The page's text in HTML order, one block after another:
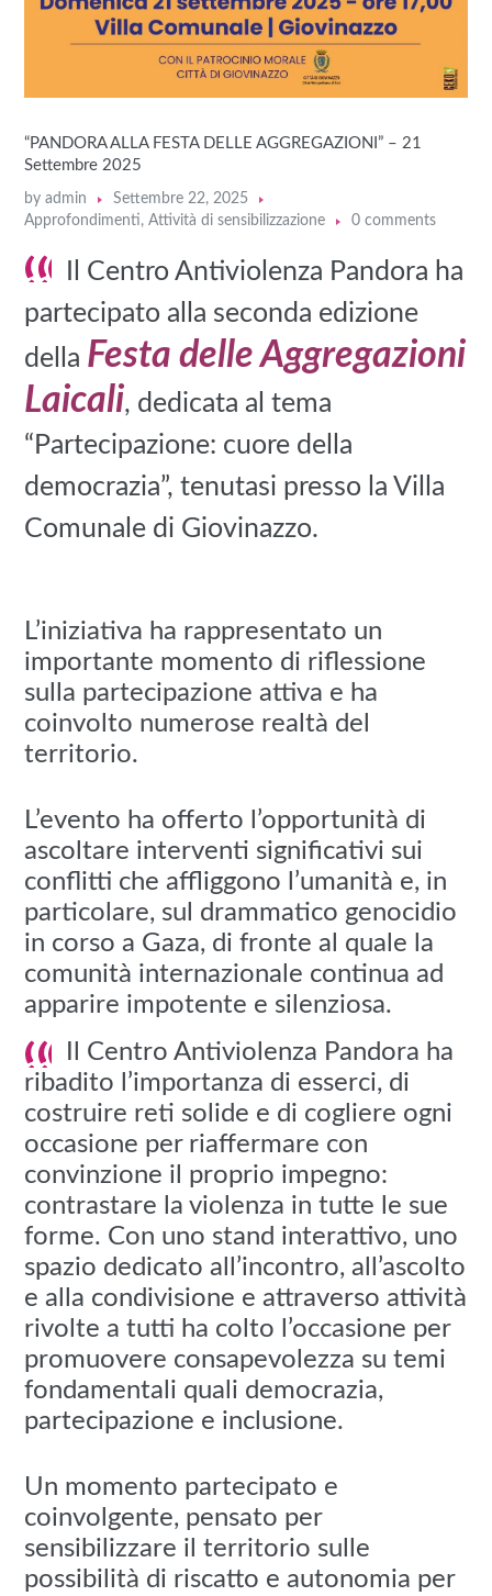
“PANDORA ALLA FESTA DELLE AGGREGAZIONI” – 21
Settembre 2025
byadmin
Settembre 22, 2025
Approfondimenti,Attività di sensibilizzazione 0 comments
Il Centro Antiviolenza Pandora ha
partecipato alla seconda edizione
della Festa delle Aggregazioni
Laicali, dedicata al tema
“Partecipazione: cuore della
democrazia”, tenutasi presso la Villa
Comunale di Giovinazzo.
L’iniziativa ha rappresentato un
importante momento di riflessione
sulla partecipazione attiva e ha
coinvolto numerose realtà del
territorio.
L’evento ha offerto l’opportunità di
ascoltare interventi significativi sui
conflitti che affliggono l’umanità e, in
particolare, sul drammatico genocidio
in corso a Gaza, di fronte al quale la
comunità internazionale continua ad
apparire impotente e silenziosa.
Il Centro Antiviolenza Pandora ha
ribadito l’importanza di esserci, di
costruire reti solide e di cogliere ogni
occasione per riaffermare con
convinzione il proprio impegno:
contrastare la violenza in tutte le sue
forme. Con uno stand interattivo, uno
spazio dedicato all’incontro, all’ascolto
e alla condivisione e attraverso attività
rivolte a tutti ha colto l’occasione per
promuovere consapevolezza su temi
fondamentali quali democrazia,
partecipazione e inclusione.
Un momento partecipato e
coinvolgente, pensato per
sensibilizzare il territorio sulle
possibilità di riscatto e autonomia per